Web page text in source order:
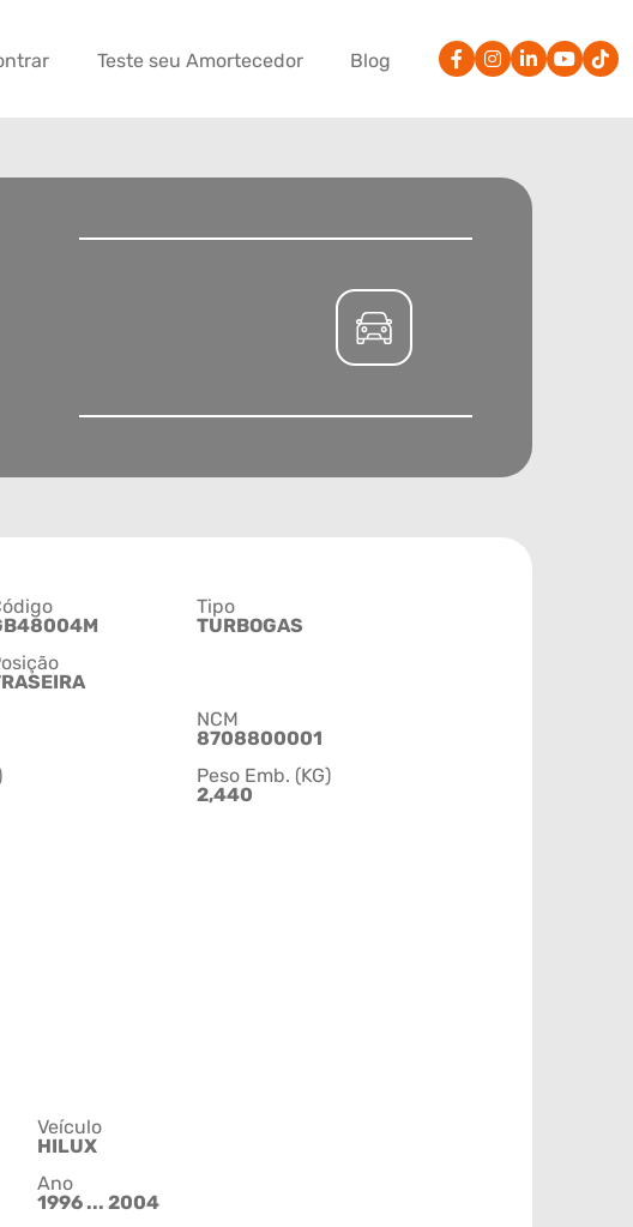
Teste seu Amortecedor Blog
Tipo
TURBOGAS
NCM
8708800001
Peso Emb. (KG)
2,440
Veículo
HILUX
Ano
1996 ... 2004